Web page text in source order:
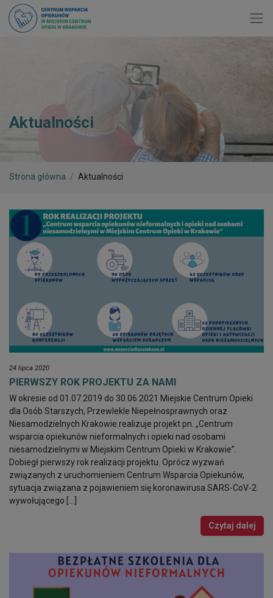
Aktualności
Strona główna Aktualności
24 lipca 2020
PIERWSZY ROK PROJEKTU ZA NAMI
W okresie od 01.07.2019 do 30.06.2021 Miejskie Centrum Opieki
dla Osób Starszych, Przewlekle Niepełnosprawnych oraz
Niesamodzielnych Krakowie realizuje projekt pn. „Centrum
wsparcia opiekunów nieformalnych i opieki nad osobami
niesamodzielnymi w Miejskim Centrum Opieki w Krakowie”.
Dobiegł pierwszy rok realizacji projektu. Oprócz wyzwań
związanych z uruchomieniem Centrum Wsparcia Opiekunów,
sytuacja związana z pojawieniem się koronawirusa SARS-CoV-2
wywołującego […]
Czytaj dalej